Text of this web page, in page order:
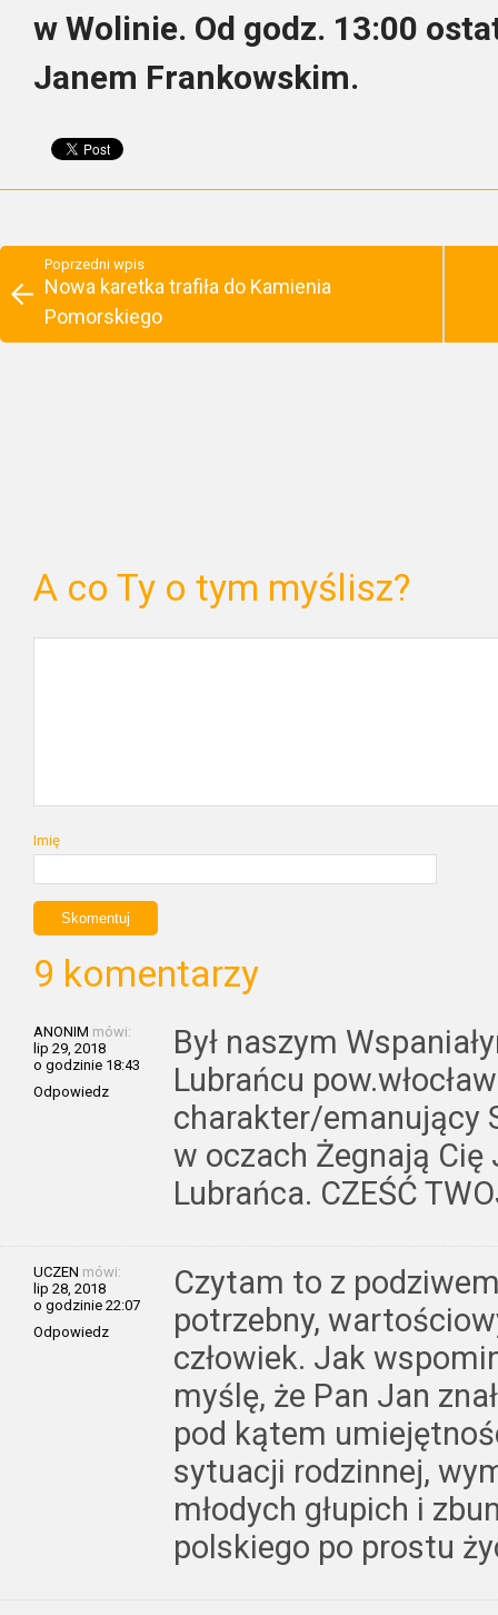
w Wolinie. Od godz. 13:00
Janem Frankowskim.
Poprzedni wpis
Nowa karetka trafiła do Kamienia
Pomorskiego
A co Ty o tym myślisz?
Imię
9 komentarzy
ANONIM mówi:
lip 29, 2018
o godzinie 18:43
Odpowiedz
Był naszym
Lubrańcu
charakter/emanujący
w oczach Żegnają Cię
Lubrańca. CZEŚĆ
UCZEN mówi:
lip 28, 2018
o godzinie 22:07
Odpowiedz
Czytam to z
potrzebny,
człowiek. Jak
myślę, że Pan Jan
pod kątem
sytuacji rodzinnej,
młodych głupich i
polskiego po prostu